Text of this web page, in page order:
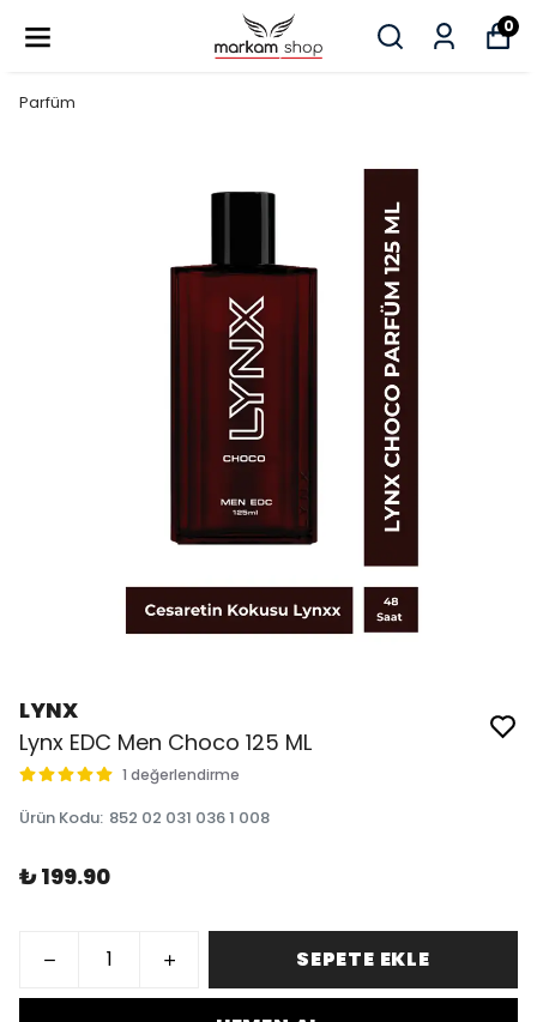
0
Parfüm
LYNX
Lynx EDC Men Choco 125 ML
1 değerlendirme
Ürün Kodu: 852 02 031 036 1 008
₺ 199.90
SEPETE EKLE